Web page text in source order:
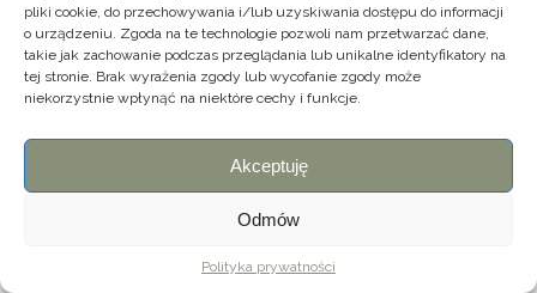
pliki cookie, do przechowywania i/lub uzyskiwania dostępu do informacji
o urządzeniu. Zgoda na te technologie pozwoli nam przetwarzać dane,
takie jak zachowanie podczas przeglądania lub unikalne identyfikatory na
tej stronie. Brak wyrażenia zgody lub wycofanie zgody może
niekorzystnie wpłynąć na niektóre cechy i funkcje.
Akceptuję
Odmów
Polityka prywatności